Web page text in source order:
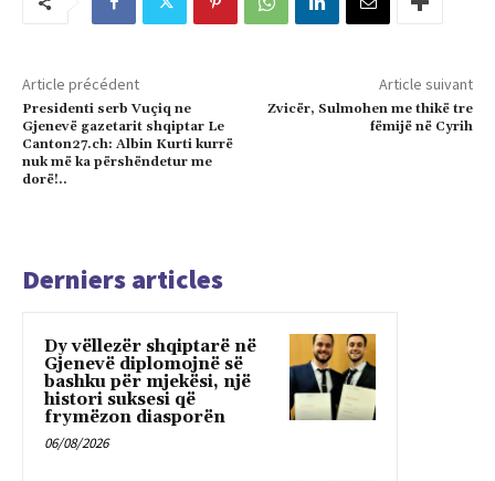
Article précédent
Presidenti serb Vuçiq ne
Gjenevë gazetarit shqiptar Le
Canton27.ch: Albin Kurti kurrë
nuk më ka përshëndetur me
dorë!..
Article suivant
Zvicër, Sulmohen me thikë tre
fëmijë në Cyrih
Derniers articles
Dy vëllezër shqiptarë në
Gjenevë diplomojnë së
bashku për mjekësi, një
histori suksesi që
frymëzon diasporën
06/08/2026